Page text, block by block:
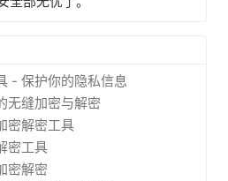
- 保护你的隐私信息
无缝加密与解密
密解密工具
密工具
密解密